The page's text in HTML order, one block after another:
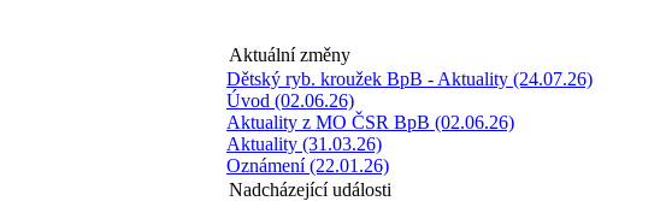
Aktuální změny
Dětský ryb. kroužek BpB - Aktuality (24.07.26)
Úvod (02.06.26)
Aktuality z MO ČSR BpB (02.06.26)
Aktuality (31.03.26)
Oznámení (22.01.26)
Nadcházející události